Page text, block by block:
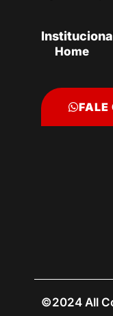
Home
FALE
©2024 All